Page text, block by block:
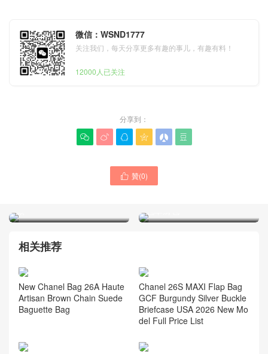
微信：WSND1777
关注我们，每天分享更多有趣的事儿，有趣有料！
12000人已关注
分享到：
     
 贊(0)
26P香奈兒包包白色魚子醬
款
Chanel香奈兒包包價格一覽
包單肩包
相关推荐
New Chanel Bag 26A Haute
Artisan Brown Chain Suede
Baguette Bag
Chanel 26S MAXI Flap Bag
GCF Burgundy Silver Buckle
Briefcase USA 2026 New Mo
del Full Price List